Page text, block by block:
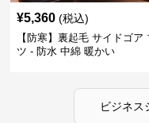
¥5,360 (税込)
【防寒】裏起毛 サイドゴア
ツ - 防水 中綿 暖かい
ビジネス